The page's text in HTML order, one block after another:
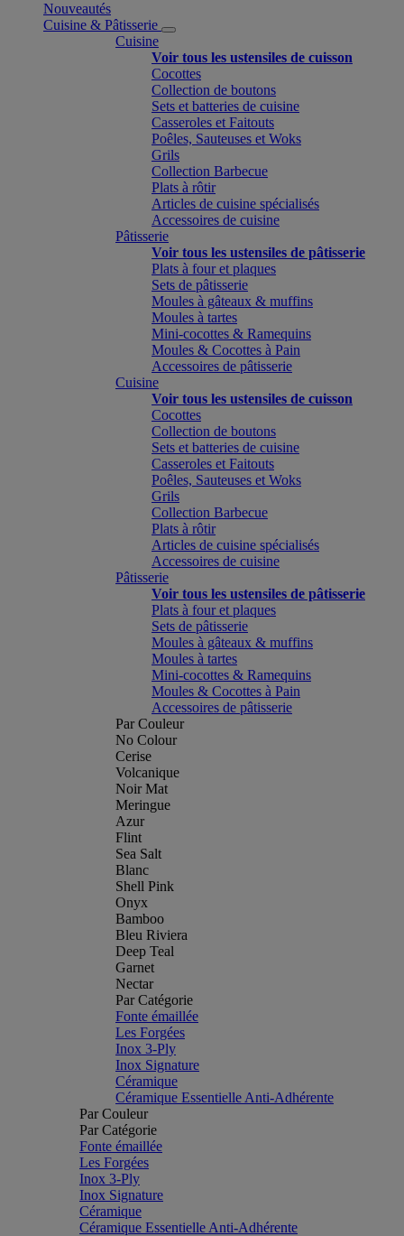
Nouveautés
Cuisine & Pâtisserie
Cuisine
Voir tous les ustensiles de cuisson
Cocottes
Collection de boutons
Sets et batteries de cuisine
Casseroles et Faitouts
Poêles, Sauteuses et Woks
Grils
Collection Barbecue
Plats à rôtir
Articles de cuisine spécialisés
Accessoires de cuisine
Pâtisserie
Voir tous les ustensiles de pâtisserie
Plats à four et plaques
Sets de pâtisserie
Moules à gâteaux & muffins
Moules à tartes
Mini-cocottes & Ramequins
Moules & Cocottes à Pain
Accessoires de pâtisserie
Cuisine
Voir tous les ustensiles de cuisson
Cocottes
Collection de boutons
Sets et batteries de cuisine
Casseroles et Faitouts
Poêles, Sauteuses et Woks
Grils
Collection Barbecue
Plats à rôtir
Articles de cuisine spécialisés
Accessoires de cuisine
Pâtisserie
Voir tous les ustensiles de pâtisserie
Plats à four et plaques
Sets de pâtisserie
Moules à gâteaux & muffins
Moules à tartes
Mini-cocottes & Ramequins
Moules & Cocottes à Pain
Accessoires de pâtisserie
Par Couleur
No Colour
Cerise
Volcanique
Noir Mat
Meringue
Azur
Flint
Sea Salt
Blanc
Shell Pink
Onyx
Bamboo
Bleu Riviera
Deep Teal
Garnet
Nectar
Par Catégorie
Fonte émaillée
Les Forgées
Inox 3-Ply
Inox Signature
Céramique
Céramique Essentielle Anti-Adhérente
Par Couleur
Par Catégorie
Fonte émaillée
Les Forgées
Inox 3-Ply
Inox Signature
Céramique
Céramique Essentielle Anti-Adhérente